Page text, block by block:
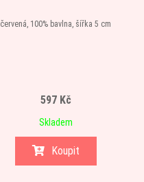
červená, 100% bavlna, šířka 5 cm
597 Kč
Skladem
Koupit